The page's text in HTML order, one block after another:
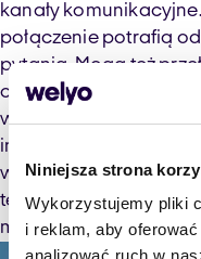
Niniejsza strona
Wykorzystujemy pliki
i reklam, aby
analizować ruch w
kanały
połączenie potrafią
pytania. Mogą też
określonego
wszystkie pytania.
inteligencja obliczy
weźmie pod uwagę
temu zagraniczny
mówić w jego języku.